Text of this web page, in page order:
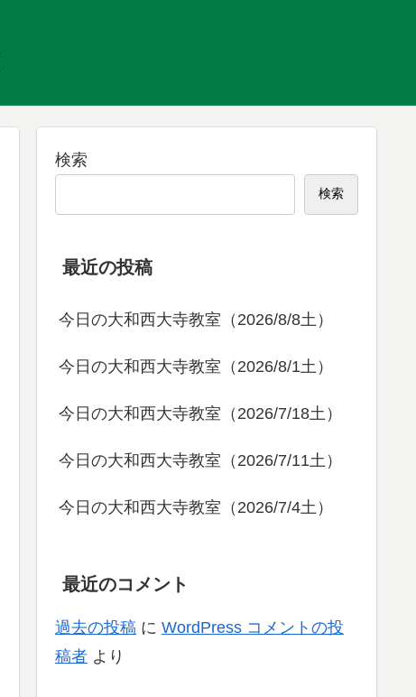
検索
検索
最近の投稿
今日の大和西大寺教室（2026/8/8土）
今日の大和西大寺教室（2026/8/1土）
今日の大和西大寺教室（2026/7/18土）
今日の大和西大寺教室（2026/7/11土）
今日の大和西大寺教室（2026/7/4土）
最近のコメント
過去の投稿 に WordPress コメントの投
稿者 より